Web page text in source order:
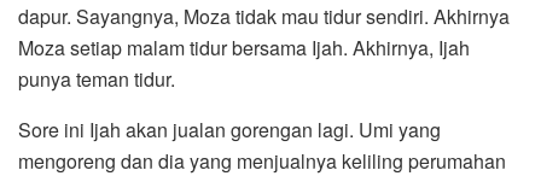
dapur. Sayangnya, Moza tidak mau tidur sendiri. Akhirnya
Moza setiap malam tidur bersama Ijah. Akhirnya, Ijah
punya teman tidur.
Sore ini Ijah akan jualan gorengan lagi. Umi yang
mengoreng dan dia yang menjualnya keliling perumahan